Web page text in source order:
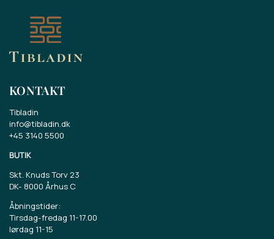
KONTAKT
Tibladin
info@tibladin.dk
+45 3140 5500
BUTIK
Skt. Knuds Torv 23
DK- 8000 Århus C
Åbningstider:
Tirsdag-fredag 11-17.00
lørdag 11-15